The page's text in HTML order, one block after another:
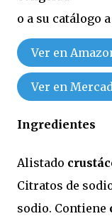
o a su catálogo
Ver en
Ver en
Ingredientes
Alistado
Citratos de
sodio. Contiene